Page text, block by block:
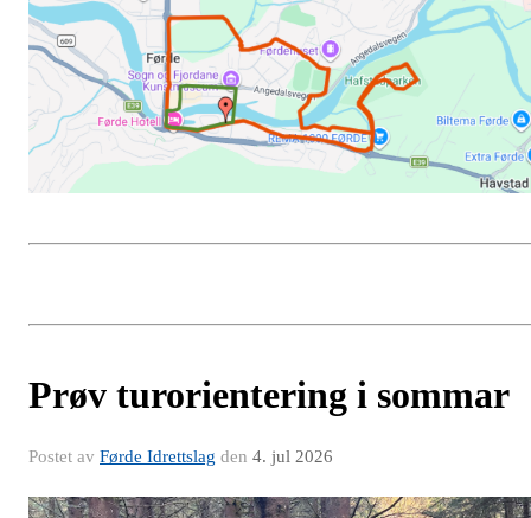
Prøv turorientering i sommar
Postet av Førde Idrettslag den 4. jul 2026